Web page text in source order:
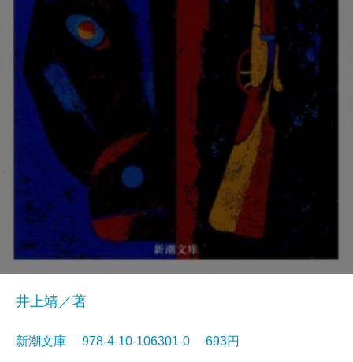
井上靖／著
新潮文庫 978-4-10-106301-0 693円